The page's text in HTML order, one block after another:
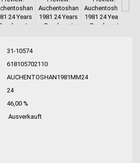
31-10574
618105702110
AUCHENTOSHAN1981MM24
24
46,00 %
Ausverkauft